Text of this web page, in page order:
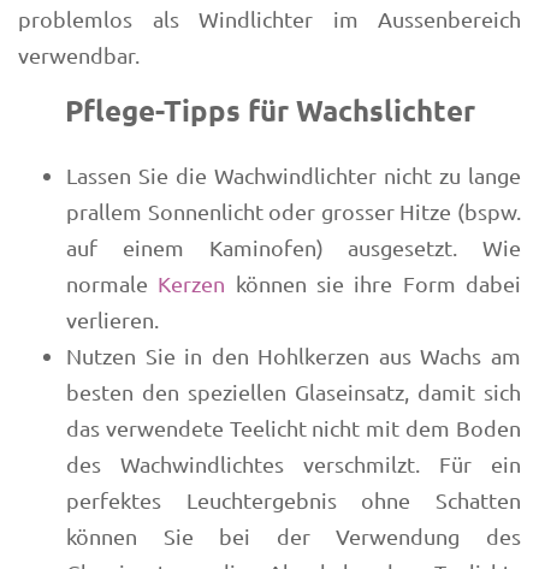
problemlos als Windlichter im Aussenbereich
verwendbar.
Pflege-Tipps für Wachslichter
Lassen Sie die Wachwindlichter nicht zu lange
prallem Sonnenlicht oder grosser Hitze (bspw.
auf einem Kaminofen) ausgesetzt. Wie
normale Kerzen können sie ihre Form dabei
verlieren.
Nutzen Sie in den Hohlkerzen aus Wachs am
besten den speziellen Glaseinsatz, damit sich
das verwendete Teelicht nicht mit dem Boden
des Wachwindlichtes verschmilzt. Für ein
perfektes Leuchtergebnis ohne Schatten
können Sie bei der Verwendung des